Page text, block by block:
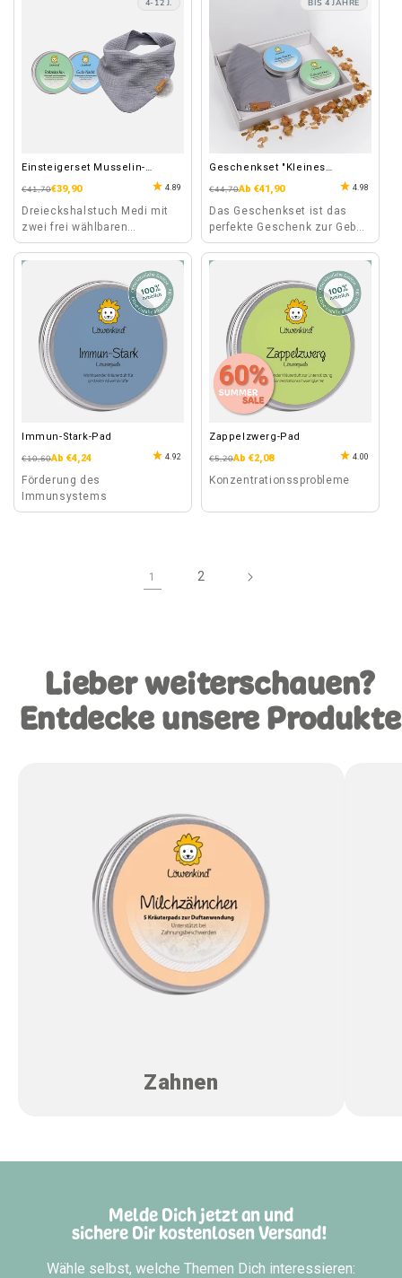
4-12 J.
Einsteigerset Musselin-
Normaler
€41,70
Verkaufspreis
€39,90 4.89
Dreieckshalstuch Medi mit
zwei frei wählbaren
Kräuterpad Dosen.
BIS 4 JAHRE
Geschenkset "Kleines
Normaler
€44,70
Verkaufspreis
Ab €41,90 4.98
Das Geschenkset ist das
perfekte Geschenk zur Geburt
mit den beiden beliebtesten
Kräuterpads.
Immun-Stark-Pad
Normaler
€10,60
Verkaufspreis
Ab €4,24 4.92
Förderung des
Immunsystems
Zappelzwerg-Pad
Normaler
€5,20
Verkaufspreis
Ab €2,08 4.00
Konzentrationssprobleme
1 2
Lieber weiterschauen?
Entdecke unsere Produkte
Zahnen
Melde Dich jetzt an und
sichere Dir kostenlosen Versand!
Wähle selbst, welche Themen Dich interessieren: